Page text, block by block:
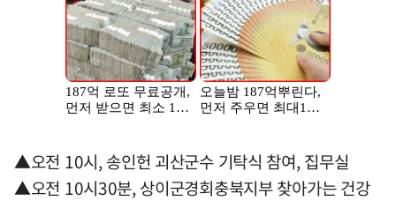
▲오전 10시, 송인헌 괴산군수 기탁식 참여, 집무실
▲오전 10시30분, 상이군경회충북지부 찾아가는 건강